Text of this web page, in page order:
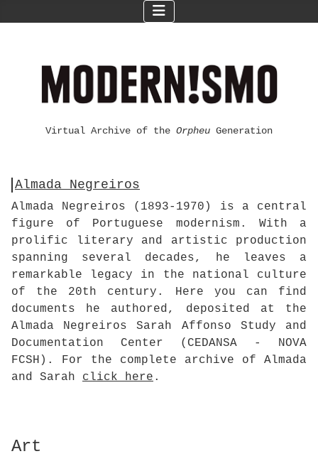
Virtual Archive of the Orpheu Generation
Almada Negreiros
Almada Negreiros (1893-1970) is a central
figure of Portuguese modernism. With a
prolific literary and artistic production
spanning several decades, he leaves a
remarkable legacy in the national culture
of the 20th century. Here you can find
documents he authored, deposited at the
Almada Negreiros Sarah Affonso Study and
Documentation Center (CEDANSA - NOVA
FCSH). For the complete archive of Almada
and Sarah click here .
Art